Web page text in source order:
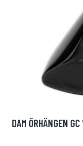
DAM ÖRHÄNGEN